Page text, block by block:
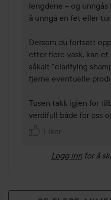
lengdene – og
å unngå en fet eller
Dersom du fortsatt
etter flere vask, kan
såkalt "clarifying
fjerne eventuelle
Tusen takk igjen for
Liker
Logg inn for å